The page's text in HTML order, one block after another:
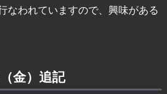
なわれていますので、興味がある
金）追記